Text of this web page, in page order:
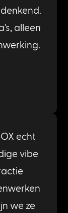
alleen
echt
vibe
we ze